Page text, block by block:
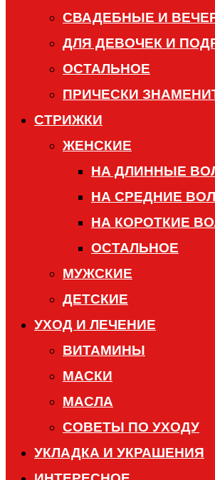
СВАДЕБНЫЕ И
ДЛЯ ДЕВОЧЕК И
ОСТАЛЬНОЕ
ПРИЧЕСКИ
СТРИЖКИ
ЖЕНСКИЕ
НА ДЛИННЫЕ
НА СРЕДНИЕ
НА КОРОТКИЕ
ОСТАЛЬНОЕ
МУЖСКИЕ
ДЕТСКИЕ
УХОД И ЛЕЧЕНИЕ
ВИТАМИНЫ
МАСКИ
МАСЛА
СОВЕТЫ ПО УХОДУ
УКЛАДКА И УКРАШЕНИЯ